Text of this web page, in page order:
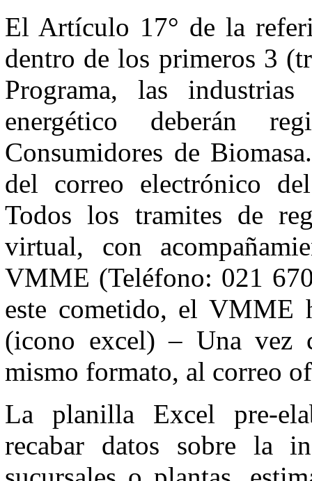
El Artículo 17° de la
dentro de los primeros 3
Programa, las
energético deberán
Consumidores de
del correo electrónico
Todos los tramites de
virtual, con
VMME (Teléfono: 021
este cometido, el VMME
(icono excel) – Una vez
mismo formato, al correo
La planilla Excel pre-
recabar datos sobre la